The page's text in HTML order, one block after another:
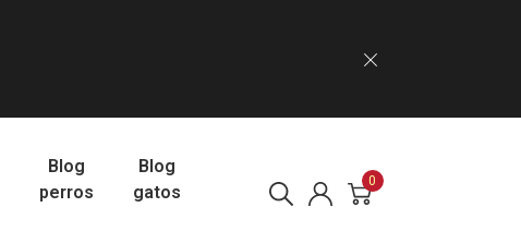
Blog
perros
Blog
gatos
0